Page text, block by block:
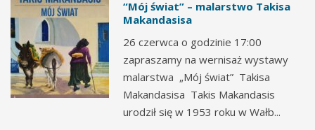
“Mój świat” – malarstwo Takisa
Makandasisa
26 czerwca o godzinie 17:00
zapraszamy na wernisaż wystawy
malarstwa „Mój świat” Takisa
Makandasisa Takis Makandasis
urodził się w 1953 roku w Wałb...